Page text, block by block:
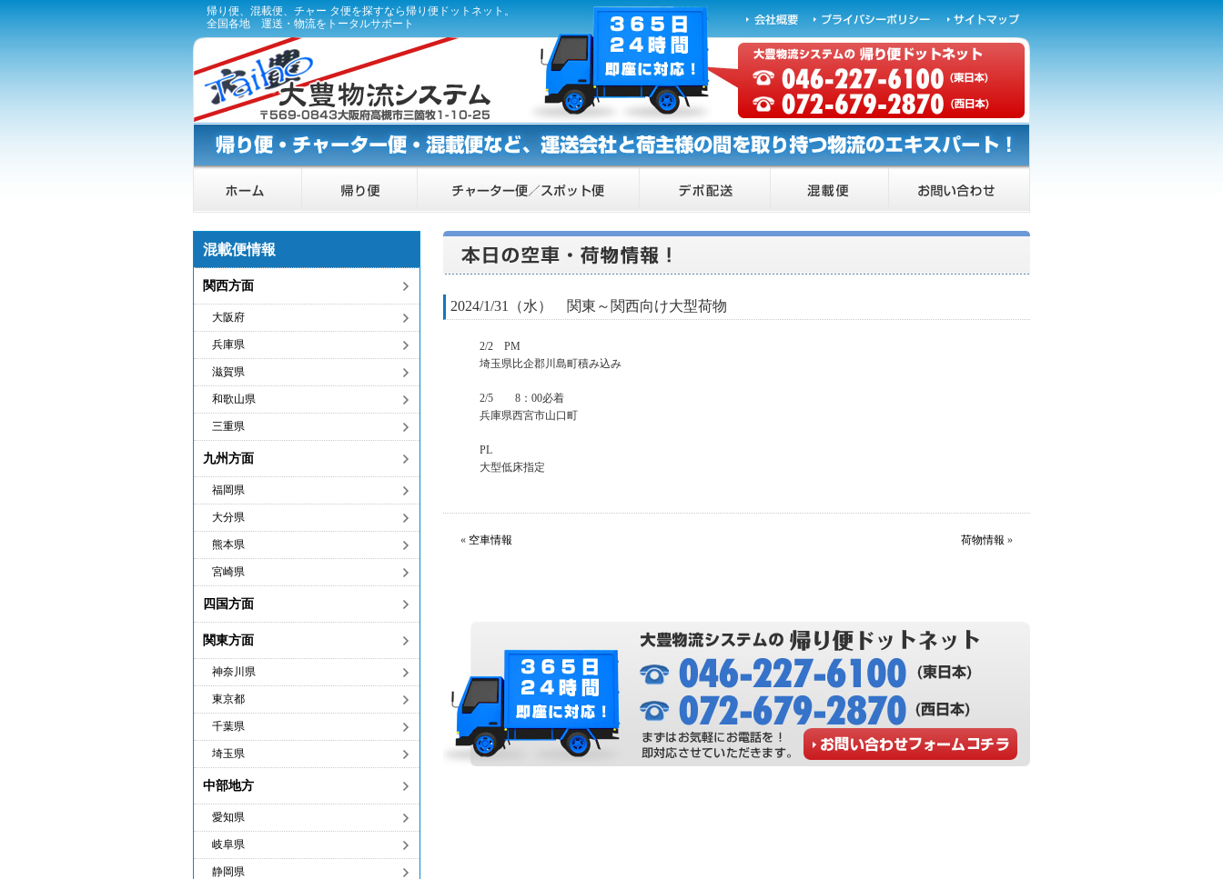
帰り便、混載便、チャー タ便を探すなら帰り便ドットネット。
全国各地 運送・物流をトータルサポート
2024/1/31（水） 関東～関西向け大型荷物
2/2 PM
埼玉県比企郡川島町積み込み
2/5 8：00必着
兵庫県西宮市山口町
PL
大型低床指定
« 空車情報 荷物情報 »
混載便情報
関西方面
大阪府
兵庫県
滋賀県
和歌山県
三重県
九州方面
福岡県
大分県
熊本県
宮崎県
四国方面
関東方面
神奈川県
東京都
千葉県
埼玉県
中部地方
愛知県
岐阜県
静岡県